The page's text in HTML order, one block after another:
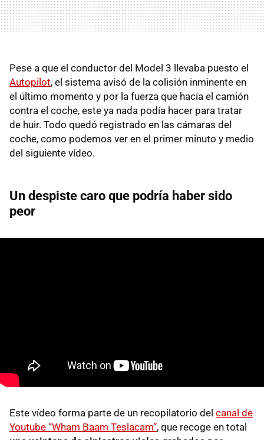
Pese a que el conductor del Model 3 llevaba puesto el
Autopilot, el sistema avisó de la colisión inminente en
el último momento y por la fuerza que hacía el camión
contra el coche, este ya nada podía hacer para tratar
de huir. Todo quedó registrado en las cámaras del
coche, como podemos ver en el primer minuto y medio
del siguiente vídeo.
Un despiste caro que podría haber sido
peor
Este vídeo forma parte de un recopilatorio del canal de
Youtube “Wham Baam Teslacam”, que recoge en total